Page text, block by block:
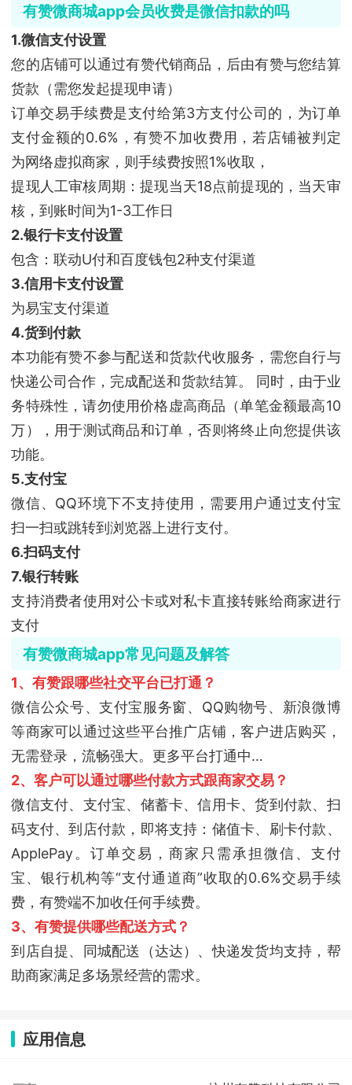
有赞微商城app会员收费是微信扣款的吗
1.微信支付设置
您的店铺可以通过有赞代销商品，后由有赞与您结算
货款（需您发起提现申请）
订单交易手续费是支付给第3方支付公司的，为订单
支付金额的0.6%，有赞不加收费用，若店铺被判定
为网络虚拟商家，则手续费按照1%收取，
提现人工审核周期：提现当天18点前提现的，当天审
核，到账时间为1-3工作日
2.银行卡支付设置
包含：联动U付和百度钱包2种支付渠道
3.信用卡支付设置
为易宝支付渠道
4.货到付款
本功能有赞不参与配送和货款代收服务，需您自行与
快递公司合作，完成配送和货款结算。 同时，由于业
务特殊性，请勿使用价格虚高商品（单笔金额最高10
万），用于测试商品和订单，否则将终止向您提供该
功能。
5.支付宝
微信、QQ环境下不支持使用，需要用户通过支付宝
扫一扫或跳转到浏览器上进行支付。
6.扫码支付
7.银行转账
支持消费者使用对公卡或对私卡直接转账给商家进行
支付
有赞微商城app常见问题及解答
1、有赞跟哪些社交平台已打通？
微信公众号、支付宝服务窗、QQ购物号、新浪微博
等商家可以通过这些平台推广店铺，客户进店购买，
无需登录，流畅强大。更多平台打通中…
2、客户可以通过哪些付款方式跟商家交易？
微信支付、支付宝、储蓄卡、信用卡、货到付款、扫
码支付、到店付款，即将支持：储值卡、刷卡付款、
ApplePay。订单交易，商家只需承担微信、支付
宝、银行机构等“支付通道商”收取的0.6%交易手续
费，有赞端不加收任何手续费。
3、有赞提供哪些配送方式？
到店自提、同城配送（达达）、快递发货均支持，帮
助商家满足多场景经营的需求。
应用信息